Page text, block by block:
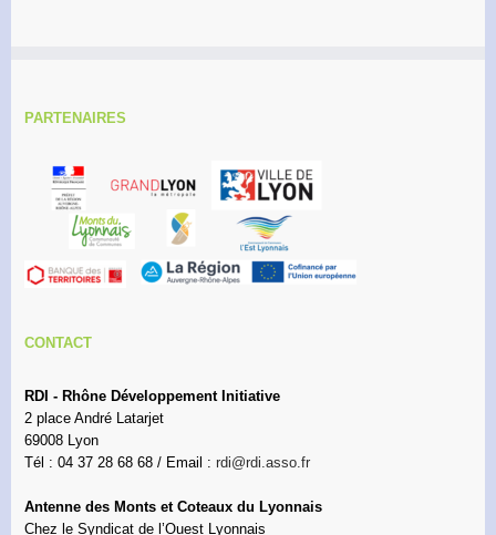
PARTENAIRES
CONTACT
RDI - Rhône Développement Initiative
2 place André Latarjet
69008 Lyon
Tél : 04 37 28 68 68 / Email : rdi@rdi.asso.fr
Antenne des Monts et Coteaux du Lyonnais
Chez le Syndicat de l’Ouest Lyonnais